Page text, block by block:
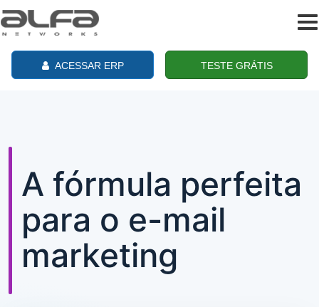
ACESSAR ERP TESTE GRÁTIS
A fórmula perfeita
para o e-mail
marketing